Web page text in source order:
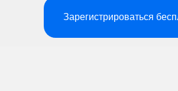
Зарегистрироваться